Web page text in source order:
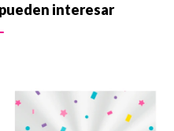
interesar